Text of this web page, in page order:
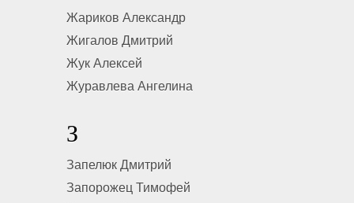
Жариков Александр
Жигалов Дмитрий
Жук Алексей
Журавлева Ангелина
З
Запелюк Дмитрий
Запорожец Тимофей